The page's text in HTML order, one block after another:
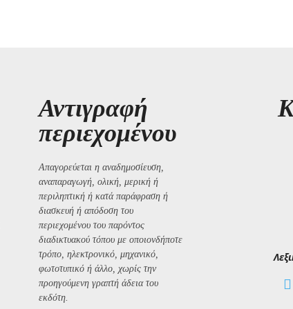
Αντιγραφή
περιεχομένου
Απαγορεύεται η αναδημοσίευση,
αναπαραγωγή, ολική, μερική ή
περιληπτική ή κατά παράφραση ή
διασκευή ή απόδοση του
περιεχομένου του παρόντος
διαδικτυακού τόπου με οποιονδήποτε
τρόπο, ηλεκτρονικό, μηχανικό,
φωτοτυπικό ή άλλο, χωρίς την
προηγούμενη γραπτή άδεια του
εκδότη.